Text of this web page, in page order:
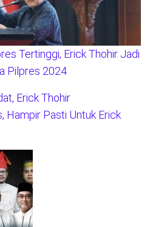
Tertinggi, Erick Thohir Jadi
Pilpres 2024
Hampir Pasti Untuk Erick